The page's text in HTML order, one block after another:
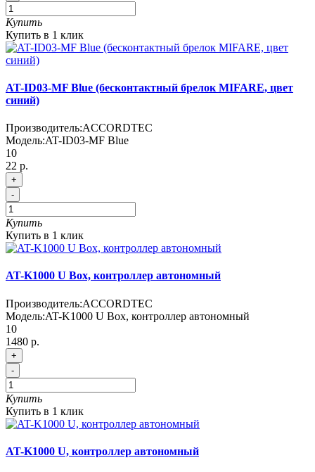
Купить
Купить в 1 клик
AT-ID03-MF Blue (бесконтактный брелок MIFARE, цвет
синий)
Производитель:ACCORDTEC
Модель:AT-ID03-MF Blue
10
22 р.
+
-
Купить
Купить в 1 клик
AT-K1000 U Box, контроллер автономный
Производитель:ACCORDTEC
Модель:AT-K1000 U Box, контроллер автономный
10
1480 р.
+
-
Купить
Купить в 1 клик
AT-K1000 U, контроллер автономный